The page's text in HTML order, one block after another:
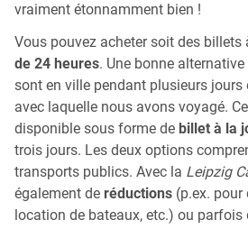
vraiment étonnamment bien !
Vous pouvez acheter soit des billets
de 24 heures. Une bonne
sont en ville pendant plusieurs jours
avec laquelle nous avons voyagé.
disponible sous forme de billet à la
trois jours. Les deux options
transports publics. Avec la Leipzig
également de réductions (p.ex. pour
location de bateaux, etc.) ou parfois